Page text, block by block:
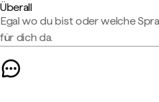
Überall
Egal wo du bist oder welche
für dich da.